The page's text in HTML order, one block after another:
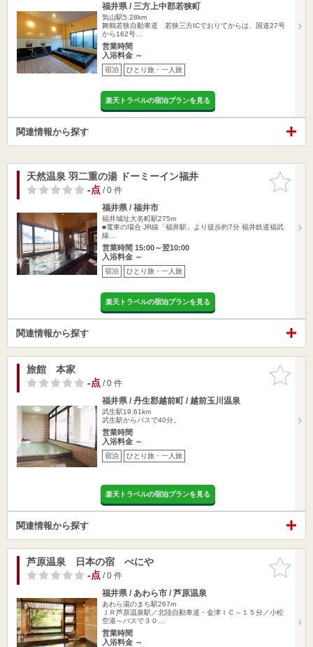
福井県 / 三方上中郡若狭町
気山駅5.28km
舞鶴若狭自動車道 若狭三方ICでおりてからは、国道27号
から162号…
営業時間
入浴料金 ～
宿泊 ひとり旅・一人旅
楽天トラベルの宿泊プランを見る
関連情報から探す
お気に入
りに追加
天然温泉 羽二重の湯 ドーミーイン福井
-点/ 0 件
福井県 / 福井市
福井城址大名町駅275m
■電車の場合 JR線「福井駅」より徒歩約7分 福井鉄道福武
線…
営業時間 15:00～翌10:00
入浴料金 ～
宿泊 ひとり旅・一人旅
楽天トラベルの宿泊プランを見る
関連情報から探す
お気に入
りに追加
旅館 本家
-点/ 0 件
福井県 / 丹生郡越前町 / 越前玉川温泉
武生駅19.61km
武生駅からバスで40分。
営業時間
入浴料金 ～
宿泊 ひとり旅・一人旅
楽天トラベルの宿泊プランを見る
関連情報から探す
お気に入
りに追加
芦原温泉 日本の宿 べにや
-点/ 0 件
福井県 / あわら市 / 芦原温泉
あわら湯のまち駅267m
ＪＲ芦原温泉駅／北陸自動車道・金津ＩＣ～１５分／小松
空港～バスで３０…
営業時間
入浴料金 ～